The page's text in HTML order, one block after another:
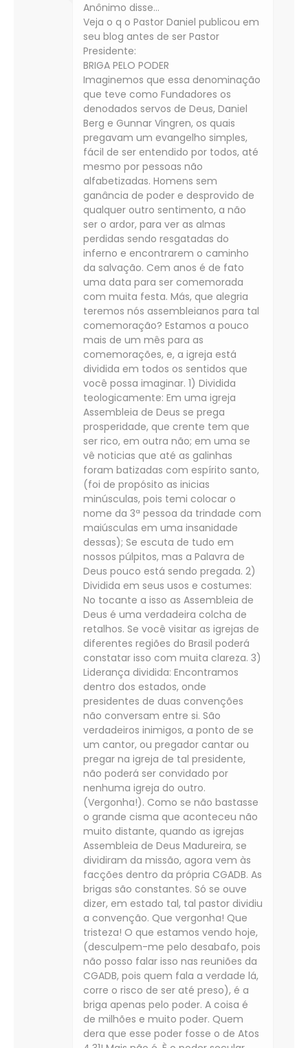
Anônimo disse…
Veja o q o Pastor Daniel publicou em
seu blog antes de ser Pastor
Presidente:
BRIGA PELO PODER
Imaginemos que essa denominação
que teve como Fundadores os
denodados servos de Deus, Daniel
Berg e Gunnar Vingren, os quais
pregavam um evangelho simples,
fácil de ser entendido por todos, até
mesmo por pessoas não
alfabetizadas. Homens sem
ganância de poder e desprovido de
qualquer outro sentimento, a não
ser o ardor, para ver as almas
perdidas sendo resgatadas do
inferno e encontrarem o caminho
da salvação. Cem anos é de fato
uma data para ser comemorada
com muita festa. Más, que alegria
teremos nós assembleianos para tal
comemoração? Estamos a pouco
mais de um mês para as
comemorações, e, a igreja está
dividida em todos os sentidos que
você possa imaginar. 1) Dividida
teologicamente: Em uma igreja
Assembleia de Deus se prega
prosperidade, que crente tem que
ser rico, em outra não; em uma se
vê noticias que até as galinhas
foram batizadas com espírito santo,
(foi de propósito as inicias
minúsculas, pois temi colocar o
nome da 3ª pessoa da trindade com
maiúsculas em uma insanidade
dessas); Se escuta de tudo em
nossos púlpitos, mas a Palavra de
Deus pouco está sendo pregada. 2)
Dividida em seus usos e costumes:
No tocante a isso as Assembleia de
Deus é uma verdadeira colcha de
retalhos. Se você visitar as igrejas de
diferentes regiões do Brasil poderá
constatar isso com muita clareza. 3)
Liderança dividida: Encontramos
dentro dos estados, onde
presidentes de duas convenções
não conversam entre si. São
verdadeiros inimigos, a ponto de se
um cantor, ou pregador cantar ou
pregar na igreja de tal presidente,
não poderá ser convidado por
nenhuma igreja do outro.
(Vergonha!). Como se não bastasse
o grande cisma que aconteceu não
muito distante, quando as igrejas
Assembleia de Deus Madureira, se
dividiram da missão, agora vem às
facções dentro da própria CGADB. As
brigas são constantes. Só se ouve
dizer, em estado tal, tal pastor dividiu
a convenção. Que vergonha! Que
tristeza! O que estamos vendo hoje,
(desculpem-me pelo desabafo, pois
não posso falar isso nas reuniões da
CGADB, pois quem fala a verdade lá,
corre o risco de ser até preso), é a
briga apenas pelo poder. A coisa é
de milhões e muito poder. Quem
dera que esse poder fosse o de Atos